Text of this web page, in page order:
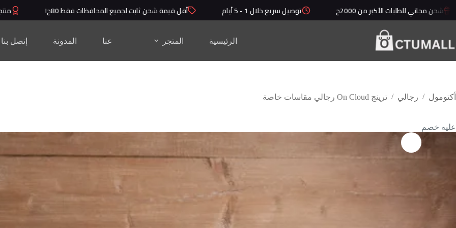
الأكبر من 2000ج توصيل سريع خلال 1 - 5 أيام أقل قيمة شحن ثابت لجميع المحافظات فقط 80ج! منتجات عالية الجودة
الرئيسية المتجر عنا المدونة إتصل بنا
أكتومول / رجالي / ترينج On Cloud رجالي مقاسات خاصة
عليه خصم